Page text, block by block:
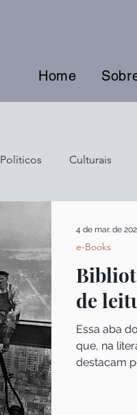
Home
Políticos Culturais
de
Essa aba
que, na
destacam
e-Books
4 de mar. de